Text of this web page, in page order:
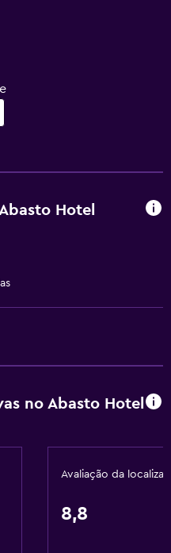
Hotel
no Abasto Hotel
Avaliação da
8,8